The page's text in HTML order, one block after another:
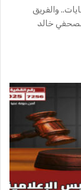
والفريق
خالد